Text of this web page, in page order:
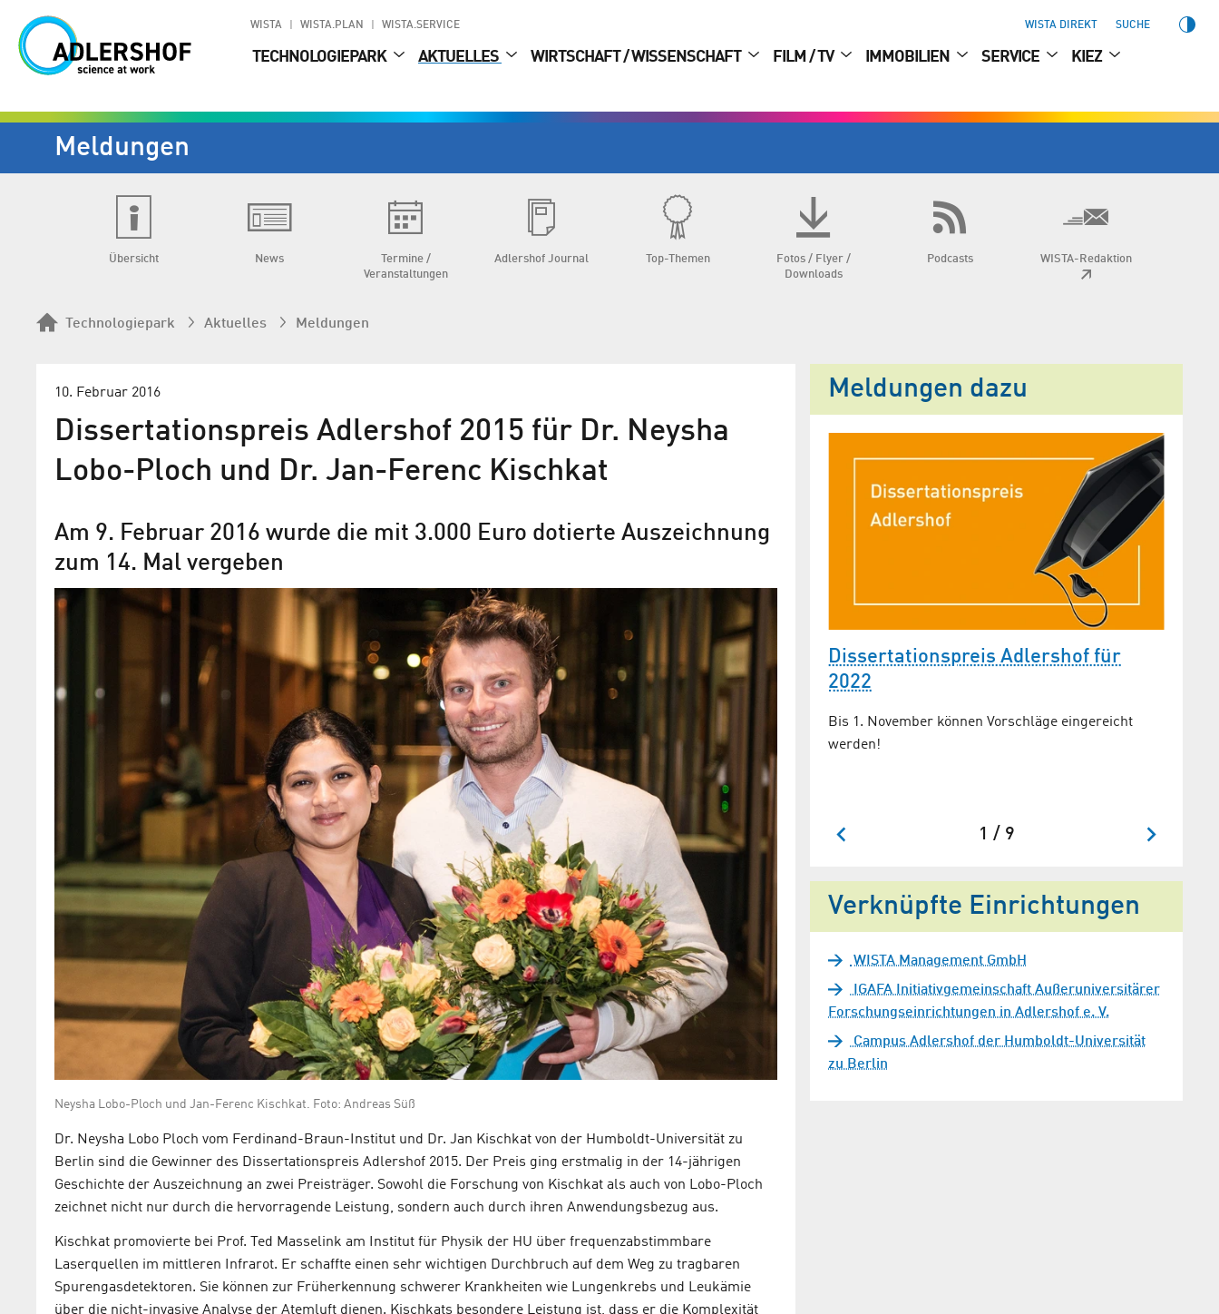
WISTA WISTA.PLAN WISTA.SERVICE WISTA DIREKT SUCHE
TECHNOLOGIEPARK AKTUELLES WIRTSCHAFT / WISSENSCHAFT FILM / TV IMMOBILIEN SERVICE KIEZ
Meldungen
Übersicht News
Termine /
Veranstaltungen
Adlershof Journal Top-Themen
Fotos / Flyer /
Downloads
Podcasts WISTA-Redaktion
Technologiepark Aktuelles Meldungen
10. Februar 2016
Dissertationspreis Adlershof 2015 für Dr. Neysha
Lobo-Ploch und Dr. Jan-Ferenc Kischkat
Am 9. Februar 2016 wurde die mit 3.000 Euro dotierte Auszeichnung
zum 14. Mal vergeben
Neysha Lobo-Ploch und Jan-Ferenc Kischkat. Foto: Andreas Süß
Dr. Neysha Lobo Ploch vom Ferdinand-Braun-Institut und Dr. Jan Kischkat von der Humboldt-Universität zu
Berlin sind die Gewinner des Dissertationspreis Adlershof 2015. Der Preis ging erstmalig in der 14-jährigen
Geschichte der Auszeichnung an zwei Preisträger. Sowohl die Forschung von Kischkat als auch von Lobo-Ploch
zeichnet nicht nur durch die hervorragende Leistung, sondern auch durch ihren Anwendungsbezug aus.
Kischkat promovierte bei Prof. Ted Masselink am Institut für Physik der HU über frequenzabstimmbare
Laserquellen im mittleren Infrarot. Er schaffte einen sehr wichtigen Durchbruch auf dem Weg zu tragbaren
Spurengasdetektoren. Sie können zur Früherkennung schwerer Krankheiten wie Lungenkrebs und Leukämie
über die nicht-invasive Analyse der Atemluft dienen. Kischkats besondere Leistung ist, dass er die Komplexität
Meldungen dazu
Humboldt-Universitäts-Medaille für
Hardy R. Schmitz
Der langjährige Geschäftsführer der WISTA-
MANAGEMENT GMBH wird für seine Verdienste
rund um den Campus Adlershof geehrt
HU-Physiker Markus Krutzik gewinnt
13. Dissertationspreis Adlershof
Dissertationspreis Adlershof für
2022
Bis 1. November können Vorschläge eingereicht
werden!
1 / 9
Verknüpfte Einrichtungen
WISTA Management GmbH
IGAFA Initiativgemeinschaft Außeruniversitärer
Forschungseinrichtungen in Adlershof e. V.
Campus Adlershof der Humboldt-Universität
zu Berlin